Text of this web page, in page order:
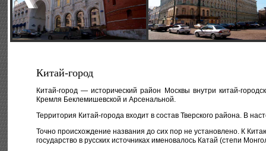
Китай-город
Китай-город — исторический район Москвы внутри китай-
Кремля Беклемишевской и Арсенальной.
Территория Китай-города входит в состав Тверского района. В
Точно происхождение названия до сих пор не установлено. К
государство в русских источниках именовалось Катай (степи